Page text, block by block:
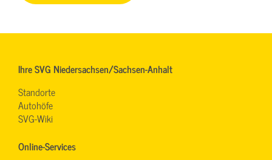
Ihre SVG Niedersachsen/Sachsen-Anhalt
Standorte
Autohöfe
SVG-Wiki
Online-Services